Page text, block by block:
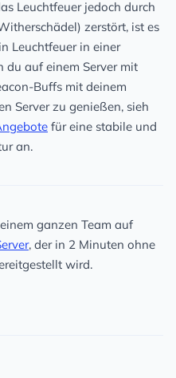
Leuchtfeuer jedoch durch
zerstört, ist es
Leuchtfeuer in einer
du auf einem Server mit
Buffs mit deinem
Server zu genießen, sieh
für eine stabile und
an.
ganzen Team auf
, der in 2 Minuten ohne
wird.